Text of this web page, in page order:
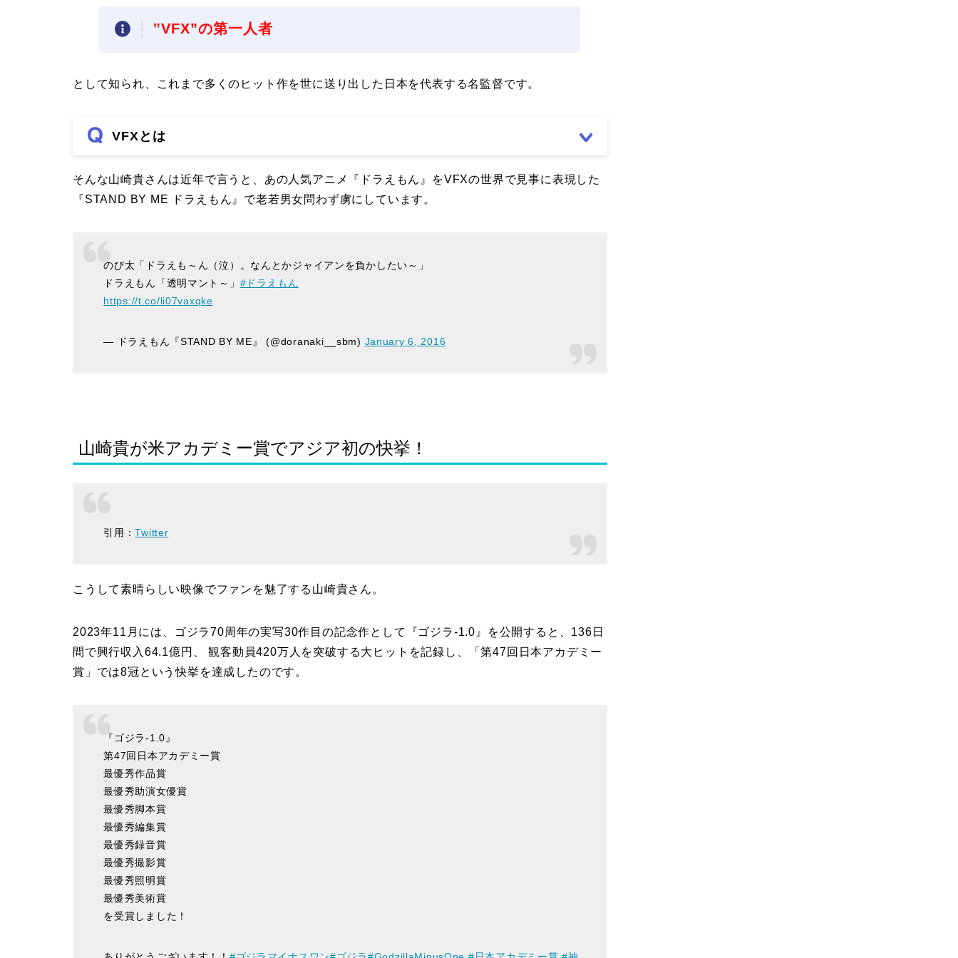
‟VFX”の第一人者
として知られ、これまで多くのヒット作を世に送り出した日本を代表する名監督です。
VFXとは
そんな山崎貴さんは近年で言うと、あの人気アニメ『ドラえもん』をVFXの世界で見事に表現した
『STAND BY ME ドラえもん』で老若男女問わず虜にしています。
のび太「ドラえも～ん（泣）。なんとかジャイアンを負かしたい～」
ドラえもん「透明マント～」 #ドラえもん
https://t.co/li07vaxqke
— ドラえもん『STAND BY ME』 (@doranaki__sbm) January 6, 2016
山崎貴が米アカデミー賞でアジア初の快挙！
引用：Twitter
こうして素晴らしい映像でファンを魅了する山崎貴さん。
2023年11月には、ゴジラ70周年の実写30作目の記念作として『ゴジラ-1.0』を公開すると、136日
間で興行収入64.1億円、 観客動員420万人を突破する大ヒットを記録し、「第47回日本アカデミー
賞」では8冠という快挙を達成したのです。
『ゴジラ-1.0』
第47回日本アカデミー賞
最優秀作品賞
最優秀助演女優賞
最優秀脚本賞
最優秀編集賞
最優秀録音賞
最優秀撮影賞
最優秀照明賞
最優秀美術賞
を受賞しました！